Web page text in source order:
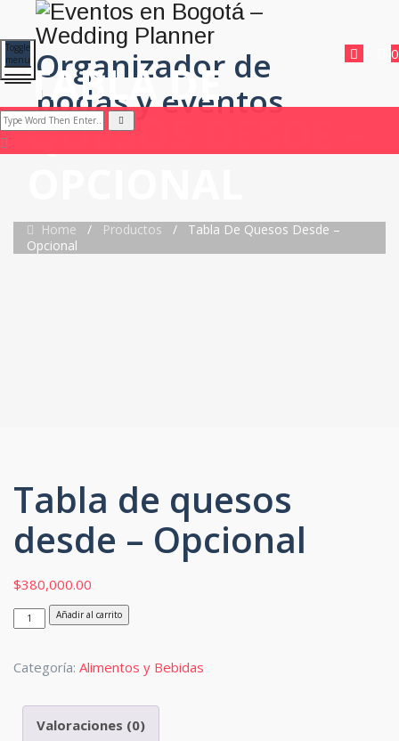
Organizador de
bodas y eventos
0
Toggle
menuTABLA DE
QUESOS DESDE –
Home / Productos /
Tabla De Quesos Desde –
Opcional
Tabla de quesos
desde – Opcional
$380,000.00
Tabla
quesos
Opcional
Añadir al carrito
Categoría: Alimentos y Bebidas
Valoraciones (0)